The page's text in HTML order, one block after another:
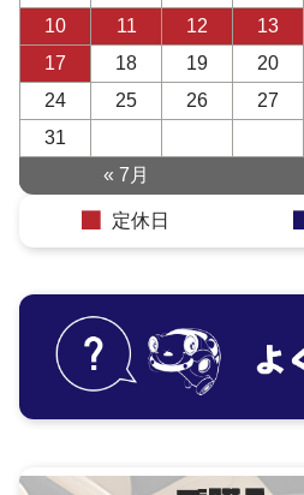
10
11 12 13
17
18 19 20
24
25 26 27
31
« 7月
定休日